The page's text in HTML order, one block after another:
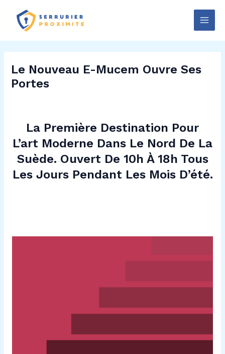
content
Main
Le Nouveau E-Mucem Ouvre Ses
Portes
La Première Destination Pour
L’art Moderne Dans Le Nord De La
Suède. Ouvert De 10h À 18h Tous
Les Jours Pendant Les Mois D’été.